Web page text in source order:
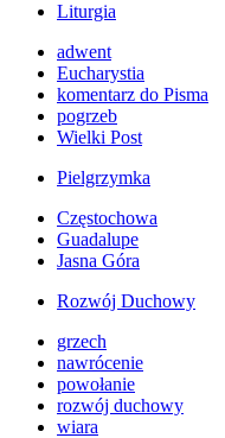
Liturgia
adwent
Eucharystia
komentarz do Pisma
pogrzeb
Wielki Post
Pielgrzymka
Częstochowa
Guadalupe
Jasna Góra
Rozwój Duchowy
grzech
nawrócenie
powołanie
rozwój duchowy
wiara